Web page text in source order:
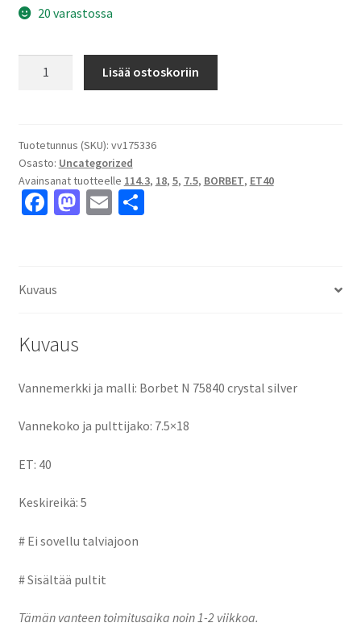
20 varastossa
silver
7.5x18"
5x114.3
ET40
Lisää ostoskoriin
Tuotetunnus (SKU): vv175336
Osasto: Uncategorized
Avainsanat tuotteelle 114.3, 18, 5, 7.5, BORBET, ET40
Fa
o
M E S
Kuvaus
Kuvaus
Vannemerkki ja malli: Borbet N 75840 crystal silver
Vannekoko ja pulttijako: 7.5×18
ET: 40
Keskireikä: 5
# Ei sovellu talviajoon
# Sisältää pultit
Tämän vanteen toimitusaika noin 1-2 viikkoa.